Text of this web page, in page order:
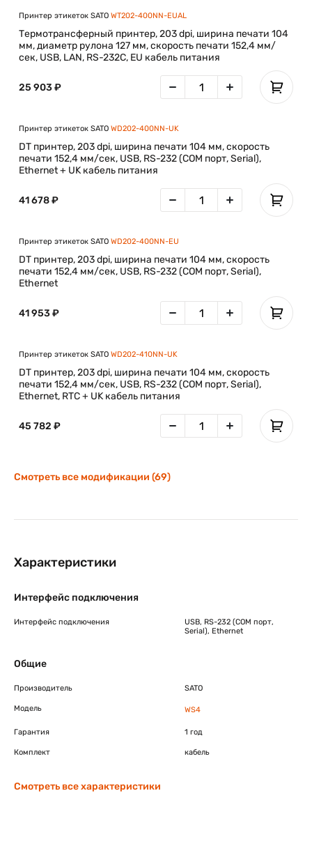
Принтер этикеток SATO WT202-400NN-EUAL
Термотрансферный принтер, 203 dpi, ширина печати 104
мм, диаметр рулона 127 мм, скорость печати 152,4 мм/
сек, USB, LAN, RS-232C, EU кабель питания
25 903 ₽
Принтер этикеток SATO WD202-400NN-UK
DT принтер, 203 dpi, ширина печати 104 мм, скорость
печати 152,4 мм/сек, USB, RS-232 (COM порт, Serial),
Ethernet + UK кабель питания
41 678 ₽
Принтер этикеток SATO WD202-400NN-EU
DT принтер, 203 dpi, ширина печати 104 мм, скорость
печати 152,4 мм/сек, USB, RS-232 (COM порт, Serial),
Ethernet
41 953 ₽
Принтер этикеток SATO WD202-410NN-UK
DT принтер, 203 dpi, ширина печати 104 мм, скорость
печати 152,4 мм/сек, USB, RS-232 (COM порт, Serial),
Ethernet, RTC + UK кабель питания
45 782 ₽
Смотреть все модификации (69)
Характеристики
Интерфейс подключения
Интерфейс подключения
USB, RS-232 (COM порт,
Serial), Ethernet
Общие
Производитель SATO
Модель WS4
Гарантия 1 год
Комплект кабель
Смотреть все характеристики